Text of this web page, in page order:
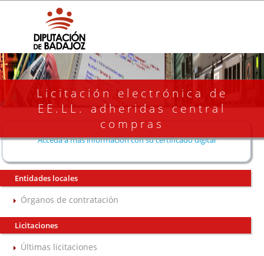
Licitación electrónica de
EE.LL. adheridas central
compras
Acceda a más información con su certificado digital
Entidades locales
Órganos de contratación
Licitaciones
Últimas licitaciones